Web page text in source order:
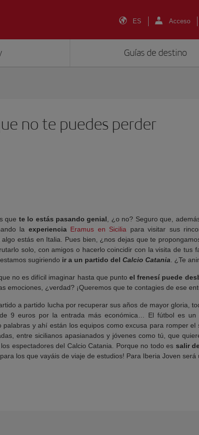
ES Acceso
Guías de destino
no te puedes perder
que te lo estás pasando genial , ¿o no? Seguro que,
la experiencia Eramus en Sicilia para visitar sus
estás en Italia. Pues bien, ¿nos dejas que te
solo, con amigos o hacerlo coincidir con la visita de tus
sugiriendo ir a un partido del Calcio Catania . ¿Te
no es difícil imaginar hasta que puntoel frenesí puede
emociones, ¿verdad? ¡Queremos que te contagies de ese
a partido lucha por recuperar sus años de mayor gloria,
9 euros por la entrada más económica… El fútbol es un
y ahí están los equipos como excusa para romper el
entre sicilianos apasianados y jóvenes como tú, que
espectadores del Calcio Catania. Porque no todo es salir
los que vayáis de viaje de estudios! Para Iberia Joven será